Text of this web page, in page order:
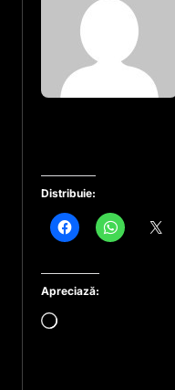
Distribuie:
Apreciază:
Încarc...